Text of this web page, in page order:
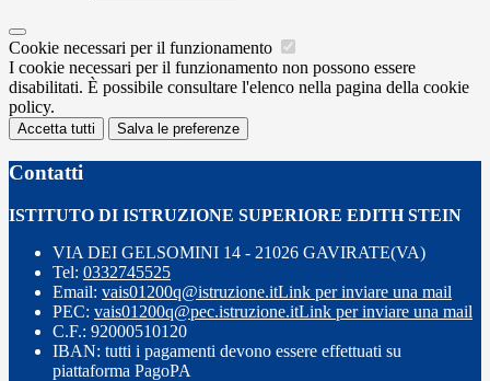
Cookie necessari per il funzionamento
I cookie necessari per il funzionamento non possono essere
disabilitati. È possibile consultare l'elenco nella pagina della cookie
policy.
Accetta tutti Salva le preferenze
Contatti
ISTITUTO DI ISTRUZIONE SUPERIORE EDITH STEIN
VIA DEI GELSOMINI 14 - 21026 GAVIRATE(VA)
Tel: 0332745525
Email: vais01200q@istruzione.itLink per inviare una mail
PEC: vais01200q@pec.istruzione.itLink per inviare una mail
C.F.: 92000510120
IBAN: tutti i pagamenti devono essere effettuati su
piattaforma PagoPA